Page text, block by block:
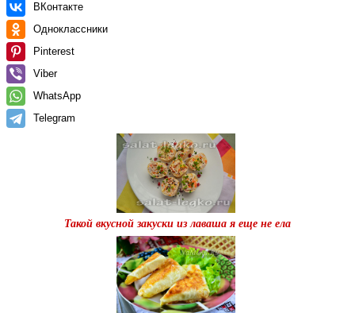
ВКонтакте
Одноклассники
Pinterest
Viber
WhatsApp
Telegram
Такой вкусной закуски из лаваша я еще не ела